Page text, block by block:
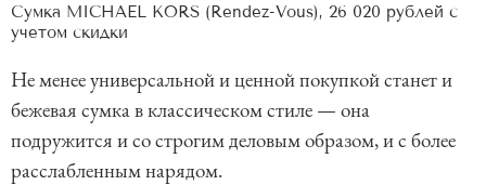
Сумка MICHAEL KORS (Rendez-Vous), 26 020 рублей с
учетом скидки
Не менее универсальной и ценной покупкой станет и
бежевая сумка в классическом стиле — она
подружится и со строгим деловым образом, и с более
расслабленным нарядом.